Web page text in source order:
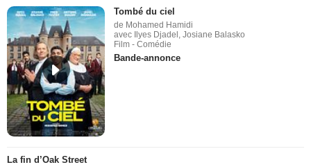
Tombé du ciel
de Mohamed Hamidi
avec Ilyes Djadel, Josiane Balasko
Film - Comédie
Bande-annonce
La fin d’Oak Street